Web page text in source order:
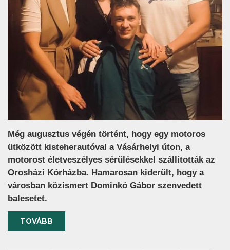
Még augusztus végén történt, hogy egy motoros
ütközött kisteherautóval a Vásárhelyi úton, a
motorost életveszélyes sérülésekkel szállították az
Orosházi Kórházba. Hamarosan kiderült, hogy a
városban közismert Dominkó Gábor szenvedett
balesetet.
TOVÁBB